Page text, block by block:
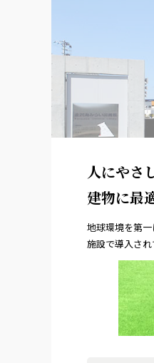
人にやさ
建物に最
地球環境を第
施設で導入さ